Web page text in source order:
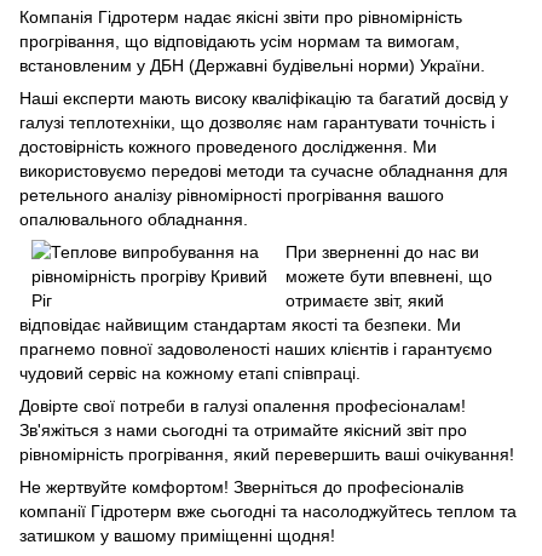
Компанія Гідротерм надає якісні звіти про рівномірність
прогрівання, що відповідають усім нормам та вимогам,
встановленим у ДБН (Державні будівельні норми) України.
Наші експерти мають високу кваліфікацію та багатий досвід у
галузі теплотехніки, що дозволяє нам гарантувати точність і
достовірність кожного проведеного дослідження. Ми
використовуємо передові методи та сучасне обладнання для
ретельного аналізу рівномірності прогрівання вашого
опалювального обладнання.
При зверненні до нас ви
можете бути впевнені, що
отримаєте звіт, який
відповідає найвищим стандартам якості та безпеки. Ми
прагнемо повної задоволеності наших клієнтів і гарантуємо
чудовий сервіс на кожному етапі співпраці.
Довірте свої потреби в галузі опалення професіоналам!
Зв'яжіться з нами сьогодні та отримайте якісний звіт про
рівномірність прогрівання, який перевершить ваші очікування!
Не жертвуйте комфортом! Зверніться до професіоналів
компанії Гідротерм вже сьогодні та насолоджуйтесь теплом та
затишком у вашому приміщенні щодня!